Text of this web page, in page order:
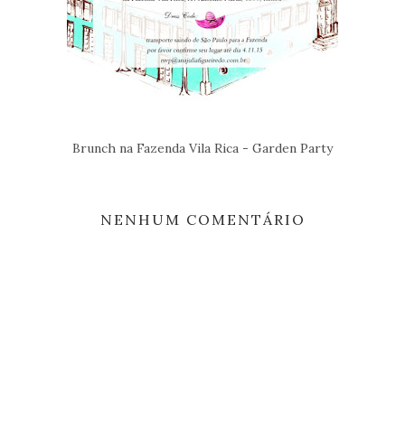
Brunch na Fazenda Vila Rica - Garden Party
NENHUM COMENTÁRIO